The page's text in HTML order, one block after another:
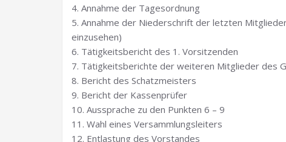
4. Annahme der Tagesordnung
5. Annahme der Niederschrift der letzten
einzusehen)
6. Tätigkeitsbericht des 1. Vorsitzenden
7. Tätigkeitsberichte der weiteren Mitglieder des
8. Bericht des Schatzmeisters
9. Bericht der Kassenprüfer
10. Aussprache zu den Punkten 6 – 9
11. Wahl eines Versammlungsleiters
12. Entlastung des Vorstandes